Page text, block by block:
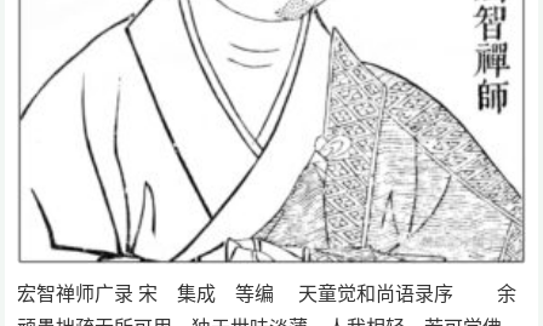
宏智禅师广录 宋 集成 等编 天童觉和尚语录序 余